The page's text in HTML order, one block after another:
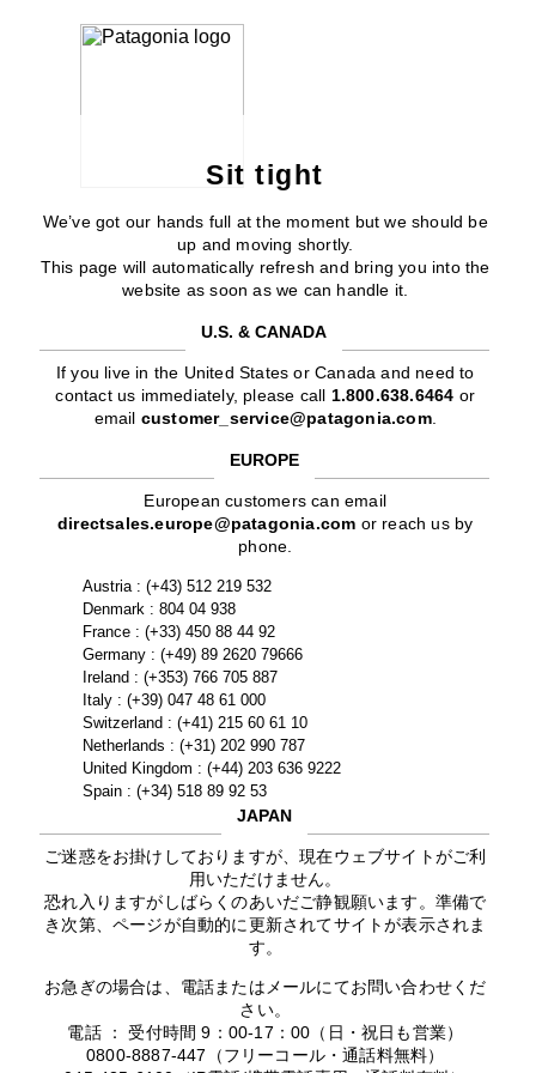
Sit tight
We’ve got our hands full at the moment but we should be
up and moving shortly.
This page will automatically refresh and bring you into the
website as soon as we can handle it.
U.S. & CANADA
If you live in the United States or Canada and need to
contact us immediately, please call 1.800.638.6464 or
email customer_service@patagonia.com.
EUROPE
European customers can email
directsales.europe@patagonia.com or reach us by
phone.
Austria : (+43) 512 219 532
Denmark : 804 04 938
France : (+33) 450 88 44 92
Germany : (+49) 89 2620 79666
Ireland : (+353) 766 705 887
Italy : (+39) 047 48 61 000
Switzerland : (+41) 215 60 61 10
Netherlands : (+31) 202 990 787
United Kingdom : (+44) 203 636 9222
Spain : (+34) 518 89 92 53
JAPAN
ご迷惑をお掛けしておりますが、現在ウェブサイトがご利
用いただけません。
恐れ入りますがしばらくのあいだご静観願います。準備で
き次第、ページが自動的に更新されてサイトが表示されま
す。
お急ぎの場合は、電話またはメールにてお問い合わせくだ
さい。
電話 ： 受付時間 9：00-17：00（日・祝日も営業）
0800-8887-447（フリーコール・通話料無料）